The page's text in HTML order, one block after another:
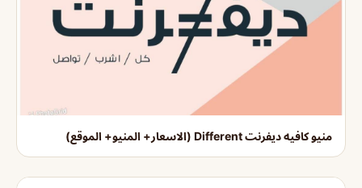
منيو كافيه ديفرنت Different (الاسعار+ المنيو+ الموقع)